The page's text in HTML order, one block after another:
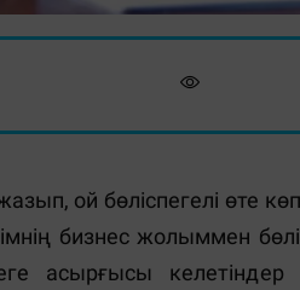
ой бөліспегелі өте
бизнес жолыммен
асырғысы